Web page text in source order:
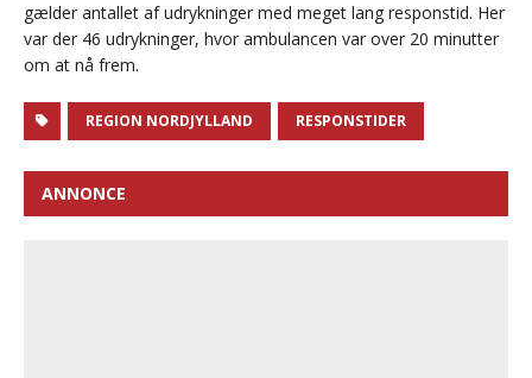
gælder antallet af udrykninger med meget lang responstid. Her
var der 46 udrykninger, hvor ambulancen var over 20 minutter
om at nå frem.
REGION NORDJYLLAND RESPONSTIDER
ANNONCE